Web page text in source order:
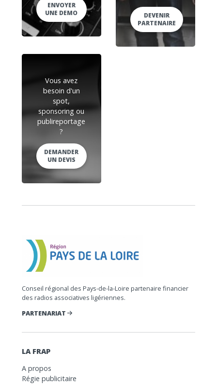
ENVOYER
UNE DEMO
DEVENIR
PARTENAIRE
Vous avez
besoin d'un
spot,
sponsoring ou
publireportage
?
DEMANDER
UN DEVIS
Conseil régional des Pays-de-la-Loire partenaire financier
des radios associatives ligériennes.
PARTENARIAT
LA FRAP
A propos
Régie publicitaire